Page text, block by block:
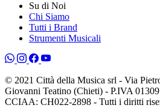
Su di Noi
Chi Siamo
Tutti i Brand
Strumenti Musicali
© 2021 Città della Musica srl - Via
Giovanni Teatino (Chieti) - P.IVA
CCIAA: CH022-2898 - Tutti i diritti